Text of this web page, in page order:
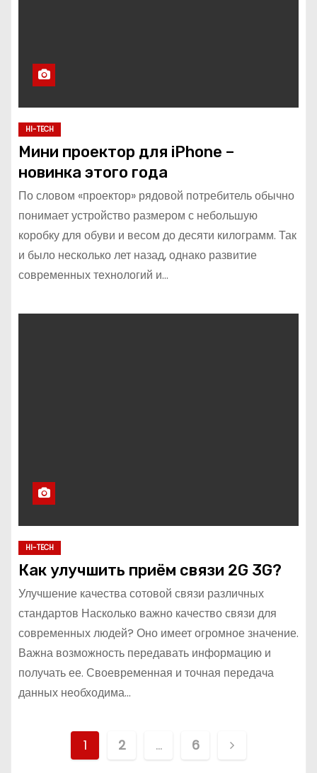
HI-TECH
Мини проектор для iPhone –
новинка этого года
По словом «проектор» рядовой потребитель обычно
понимает устройство размером с небольшую
коробку для обуви и весом до десяти килограмм. Так
и было несколько лет назад, однако развитие
современных технологий и…
HI-TECH
Как улучшить приём связи 2G 3G?
Улучшение качества сотовой связи различных
стандартов Насколько важно качество связи для
современных людей? Оно имеет огромное значение.
Важна возможность передавать информацию и
получать ее. Своевременная и точная передача
данных необходима…
1 2 … 6